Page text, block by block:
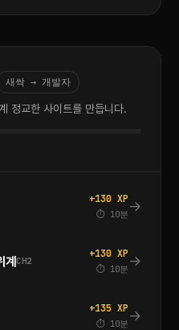
새싹 → 개발자
정교한 사이트를 만듭니다.
+130 XP
⏱ 10분 →
계CH2
+130 XP
⏱ 10분 →
+135 XP
⏱ 10분 →